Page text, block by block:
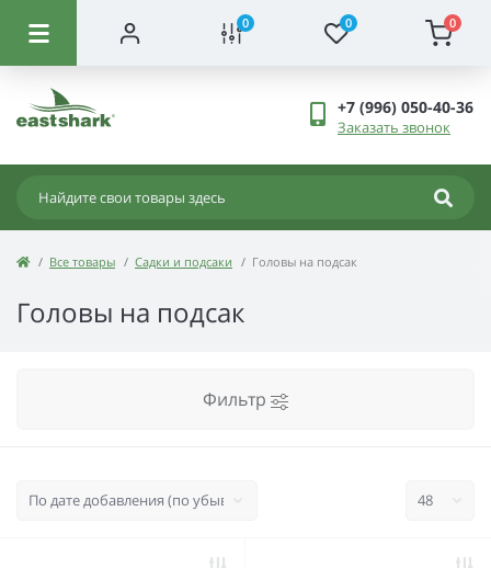
0 0 0
+7 (996) 050-40-36
Заказать звонок
Все товары Садки и подсаки Головы на подсак
Головы на подсак
Фильтр